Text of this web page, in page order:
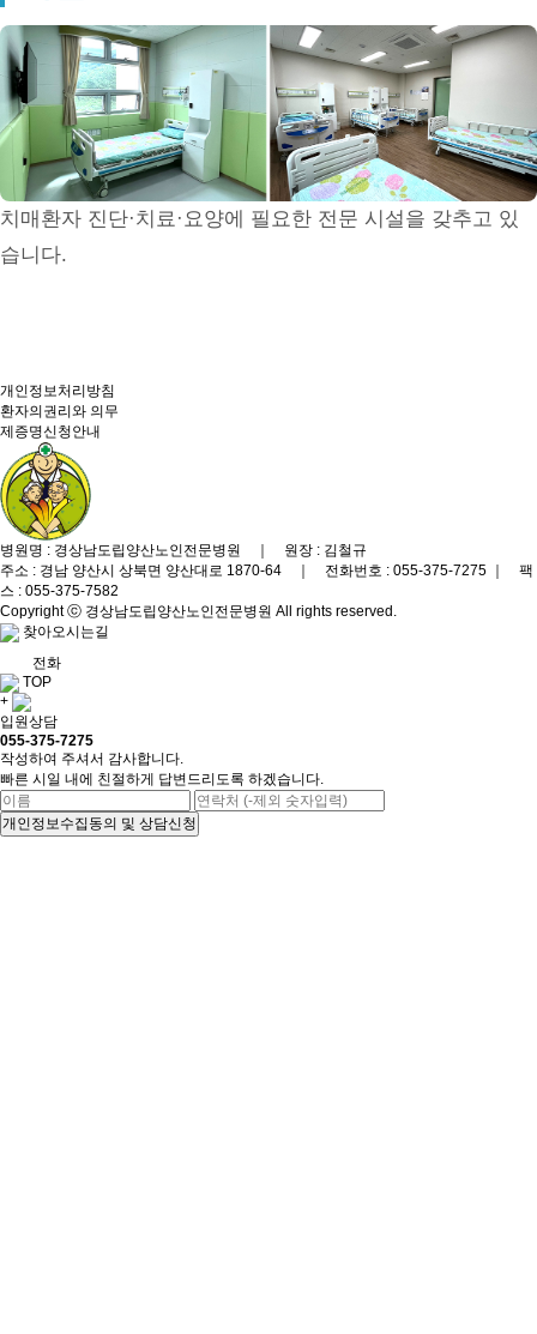
치매환자 진단·치료·요양에 필요한 전문 시설을 갖추고 있
습니다.
개인정보처리방침
환자의권리와 의무
제증명신청안내
병원명 : 경상남도립양산노인전문병원 ｜ 원장 : 김철규
주소 : 경남 양산시 상북면 양산대로 1870-64 ｜ 전화번호 : 055-375-7275 ｜ 팩
스 : 055-375-7582
Copyright ⓒ 경상남도립양산노인전문병원 All rights reserved.
찾아오시는길
전화
TOP
+
입원상담
055-375-7275
작성하여 주셔서 감사합니다.
빠른 시일 내에 친절하게 답변드리도록 하겠습니다.
개인정보수집동의 및 상담신청